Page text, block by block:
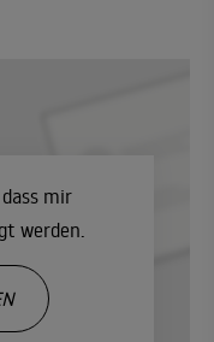
mir
werden.